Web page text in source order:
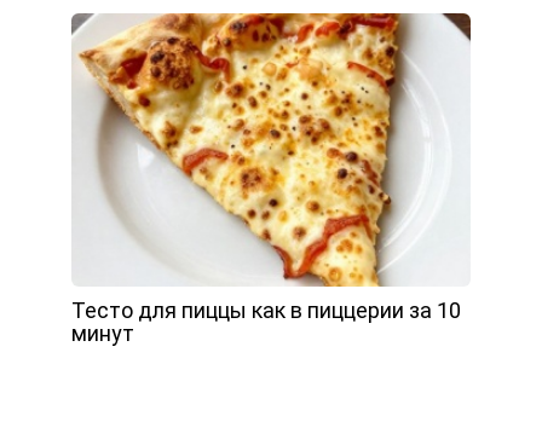
Тесто для пиццы как в пиццерии за 10
минут